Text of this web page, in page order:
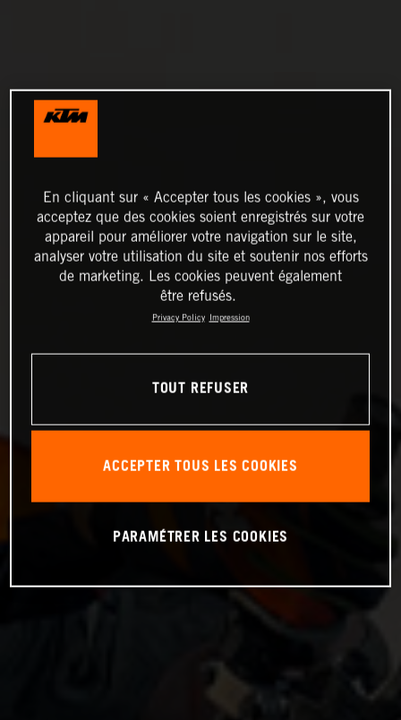
En cliquant sur « Accepter tous les cookies », vous
acceptez que des cookies soient enregistrés sur votre
appareil pour améliorer votre navigation sur le site,
analyser votre utilisation du site et soutenir nos efforts
de marketing. Les cookies peuvent également
être refusés.
Privacy Policy Impression
TOUT REFUSER
ACCEPTER TOUS LES COOKIES
PARAMÉTRER LES COOKIES